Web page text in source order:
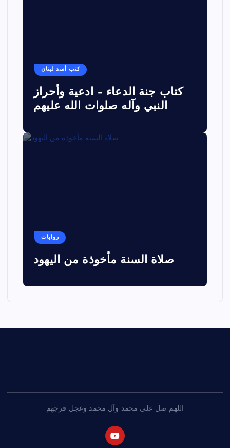
كتب أسد لبنان
كتاب جنة الدعاء – ادعية وأحراز
النبي وآله صلوات الله عليهم
روايات
صلاة السنة مأخوذة من اليهود
اللهم صل على محمد وآل محمد وعجل فرجهم